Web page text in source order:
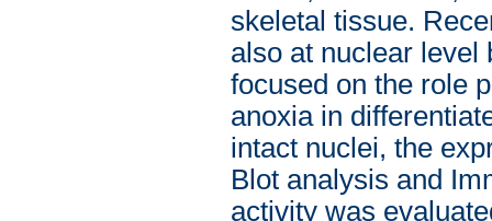
skeletal tissue.
also at nuclear level
focused on the role
anoxia in
intact nuclei, the
Blot analysis and
activity was